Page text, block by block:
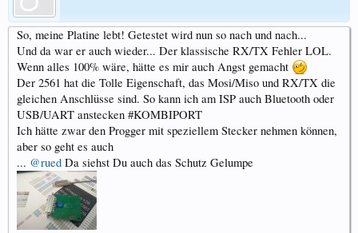
So, meine Platine lebt! Getestet wird nun so nach und nach...
Und da war er auch wieder... Der klassische RX/TX Fehler LOL.
Wenn alles 100% wäre, hätte es mir auch Angst gemacht
Der 2561 hat die Tolle Eigenschaft, das Mosi/Miso und RX/TX die
gleichen Anschlüsse sind. So kann ich am ISP auch Bluetooth oder
USB/UART anstecken #KOMBIPORT
Ich hätte zwar den Progger mit speziellem Stecker nehmen können,
aber so geht es auch
... @rued Da siehst Du auch das Schutz Gelumpe